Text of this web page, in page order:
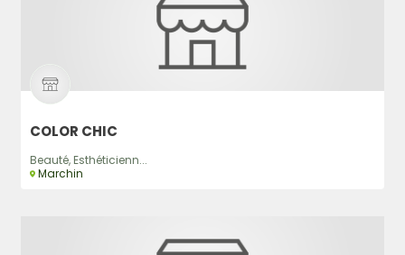
COLOR CHIC
Beauté, Esthéticienn...
Marchin